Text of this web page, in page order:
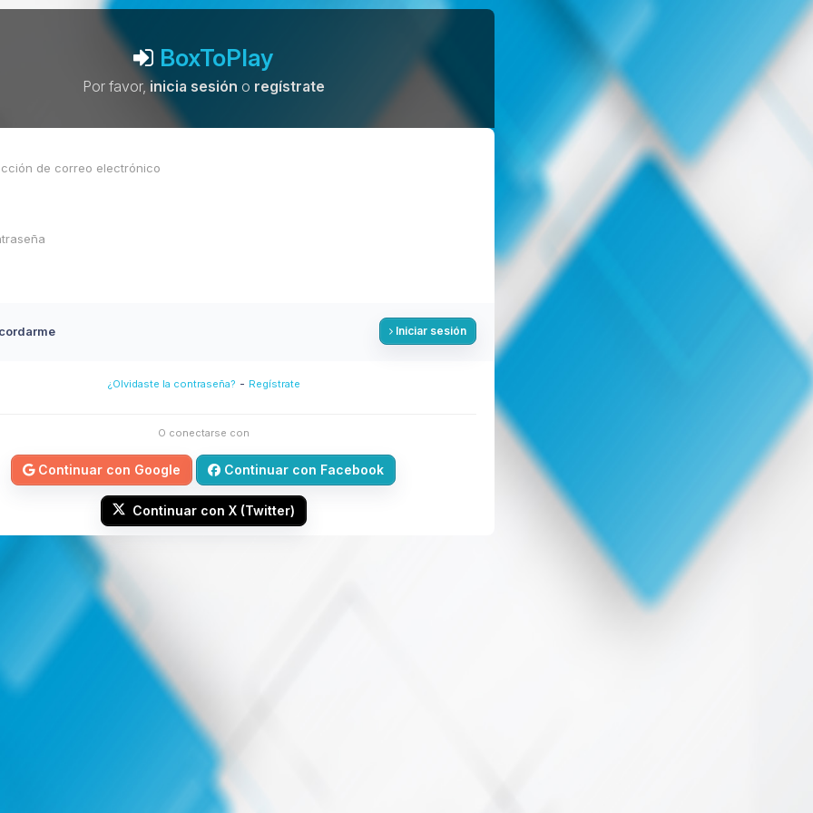
BoxToPlay
Por favor,inicia sesión o regístrate
Iniciar sesión
¿Olvidaste la contraseña? - Regístrate
O conectarse con
Continuar con Google Continuar con Facebook
Continuar con X (Twitter)